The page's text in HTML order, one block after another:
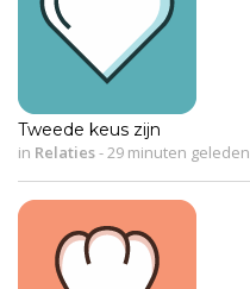
Tweede keus zijn
in Relaties-29 minuten geleden